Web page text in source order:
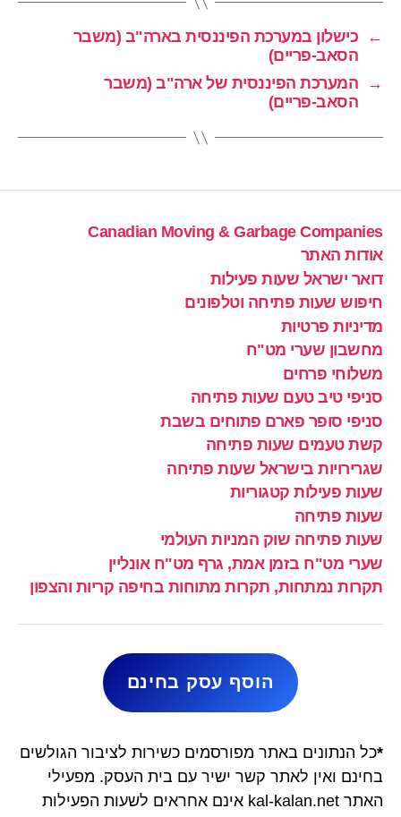
←
כישלון במערכת הפיננסית בארה"ב (משבר
הסאב-פריים)
→
המערכת הפיננסית של ארה"ב (משבר
הסאב-פריים)
Canadian Moving & Garbage Companies
אודות האתר
דואר ישראל שעות פעילות
חיפוש שעות פתיחה וטלפונים
מדיניות פרטיות
מחשבון שערי מט"ח
משלוחי פרחים
סניפי טיב טעם שעות פתיחה
סניפי סופר פארם פתוחים בשבת
קשת טעמים שעות פתיחה
שגרירויות בישראל שעות פתיחה
שעות פעילות קטגוריות
שעות פתיחה
שעות פתיחה שוק המניות העולמי
שערי מט"ח בזמן אמת, גרף מט"ח אונליין
תקרות נמתחות, תקרות מתוחות בחיפה קריות והצפון
הוסף עסק בחינם
*כל הנתונים באתר מפורסמים כשירות לציבור הגולשים
בחינם ואין לאתר קשר ישיר עם בית העסק. מפעילי
האתר kal-kalan.net אינם אחראים לשעות הפעילות